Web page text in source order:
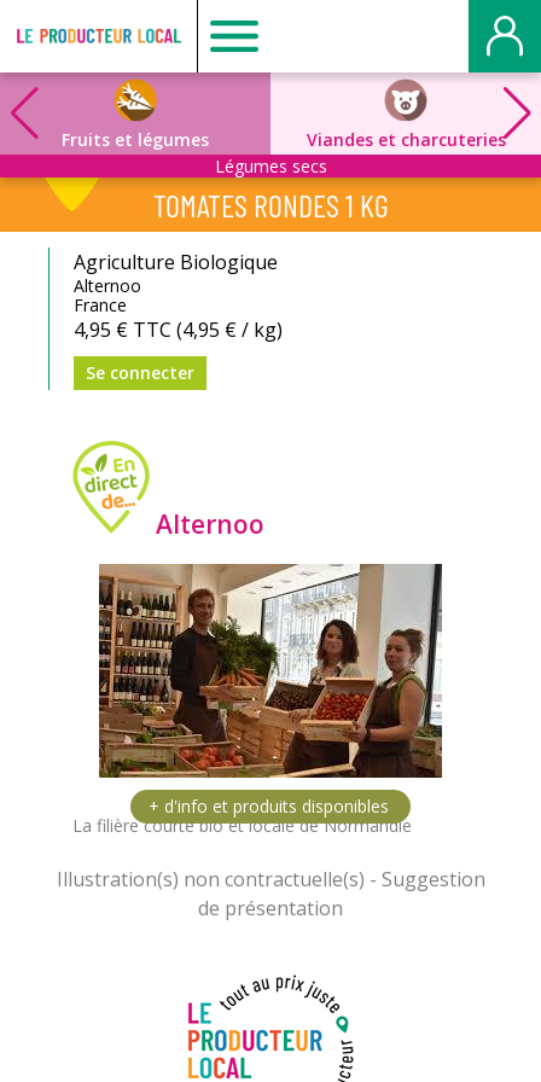
Producteur
-
Mont
Saint
Aignan
Fruits et légumes
Viandes et charcuteries
Légumes secs
TOMATES RONDES 1 KG
Agriculture Biologique
Alternoo
France
4,95 € TTC (4,95 € / kg)
Se connecter
Alternoo
La filière courte bio et locale de Normandie